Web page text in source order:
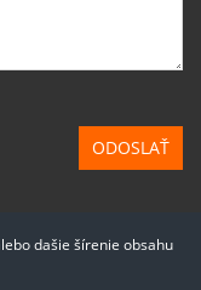
ODOSLAŤ
dašie šírenie obsahu